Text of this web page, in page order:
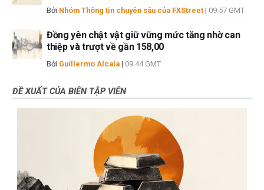
Bởi Nhóm Thông tin chuyên sâu của FXStreet | 09:57 GMT
Đồng yên chật vật giữ vững mức tăng nhờ can
thiệp và trượt về gần 158,00
Bởi Guillermo Alcala | 09:44 GMT
ĐỀ XUẤT CỦA BIÊN TẬP VIÊN